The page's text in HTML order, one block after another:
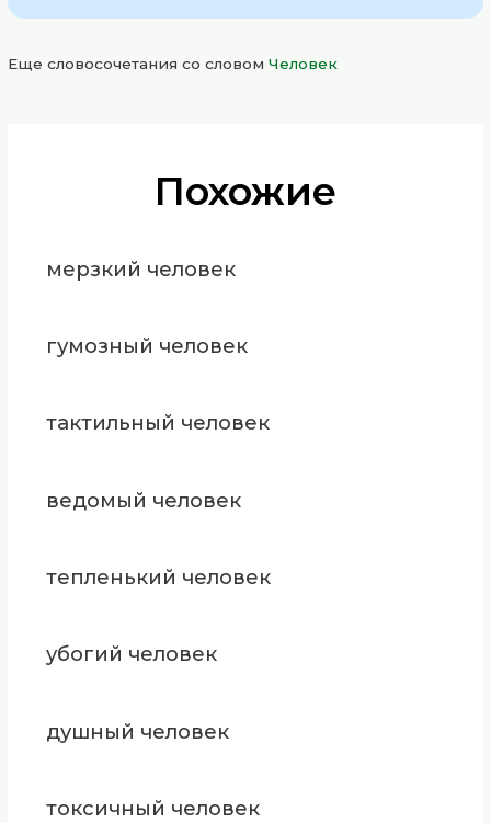
Еще словосочетания со словомЧеловек
Похожие
мерзкий человек
гумозный человек
тактильный человек
ведомый человек
тепленький человек
убогий человек
душный человек
токсичный человек